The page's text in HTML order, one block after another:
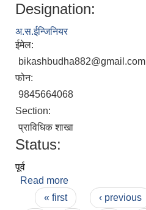
Designation:
अ.स.ईन्जिनियर
ईमेल:
bikashbudha882@gmail.com
फोन:
9845664068
Section:
प्राविधिक शाखा
Status:
पूर्व
Read more
Pages
« first ‹ previous